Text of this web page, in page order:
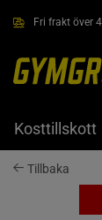
Fri frakt över
Kosttillskott
Tillbaka